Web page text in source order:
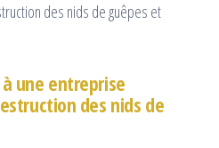
des nids de guêpes et
une entreprise
des nids de